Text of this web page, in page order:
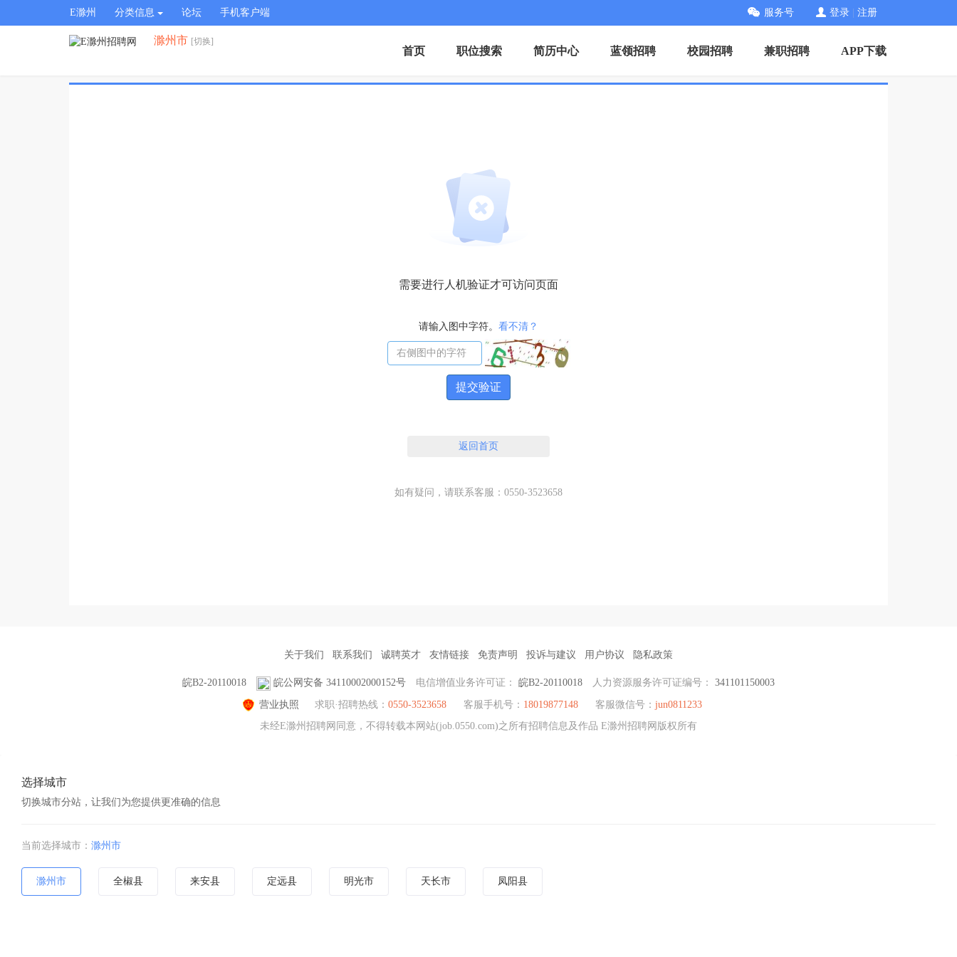
E滁州 分类信息 论坛 手机客户端 服务号 登录 注册
滁州市 [切换]
首页 职位搜索 简历中心 蓝领招聘 校园招聘 兼职招聘 APP下载
需要进行人机验证才可访问页面
请输入图中字符。 看不清？
提交验证
返回首页
如有疑问，请联系客服：0550-3523658
关于我们 联系我们 诚聘英才 友情链接 免责声明 投诉与建议 用户协议 隐私政策
皖B2-20110018 皖公网安备 34110002000152号 电信增值业务许可证： 皖B2-20110018 人力资源服务许可证编号： 341101150003
营业执照 求职·招聘热线： 0550-3523658 客服手机号： 18019877148 客服微信号： jun0811233
未经E滁州招聘网同意，不得转载本网站(job.0550.com)之所有招聘信息及作品 E滁州招聘网版权所有
选择城市
切换城市分站，让我们为您提供更准确的信息
当前选择城市： 滁州市
滁州市 全椒县 来安县 定远县 明光市 天长市 凤阳县